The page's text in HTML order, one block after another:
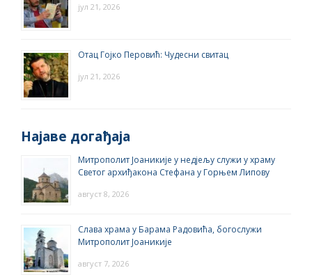
јул 21, 2026
Отац Гојко Перовић: Чудесни свитац
јул 21, 2026
Најаве догађаја
Митрополит Јоаникије у недјељу служи у храму
Светог архиђакона Стефана у Горњем Липову
август 8, 2026
Слава храма у Барама Радовића, богослужи
Митрополит Јоаникије
август 7, 2026